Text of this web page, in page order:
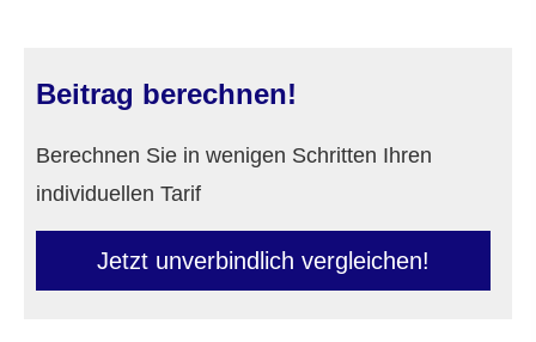
Beitrag berechnen!
Berechnen Sie in wenigen Schritten Ihren
individuellen Tarif
Jetzt unverbindlich ver­gleichen!